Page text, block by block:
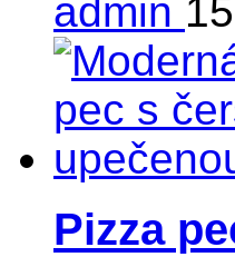
admin
Pizza